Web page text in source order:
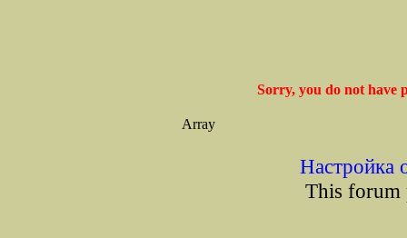
Sorry, you do not have
Array
Настройка
This